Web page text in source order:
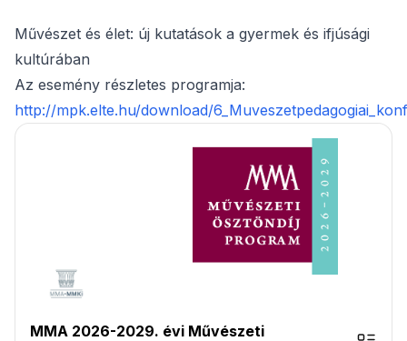
Művészet és élet: új kutatások a gyermek és ifjúsági
kultúrában
Az esemény részletes programja:
http://mpk.elte.hu/download/
MMA 2026-2029. évi Művészeti